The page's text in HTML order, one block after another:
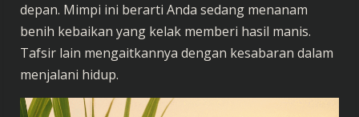
depan. Mimpi ini berarti Anda sedang menanam
benih kebaikan yang kelak memberi hasil manis.
Tafsir lain mengaitkannya dengan kesabaran dalam
menjalani hidup.